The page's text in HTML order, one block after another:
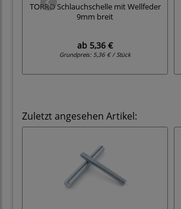
TORRO Schlauchschelle mit Wellfeder
9mm breit
ab 5,36 €
Grundpreis: 5,36 € / Stück
Zuletzt angesehen Artikel: